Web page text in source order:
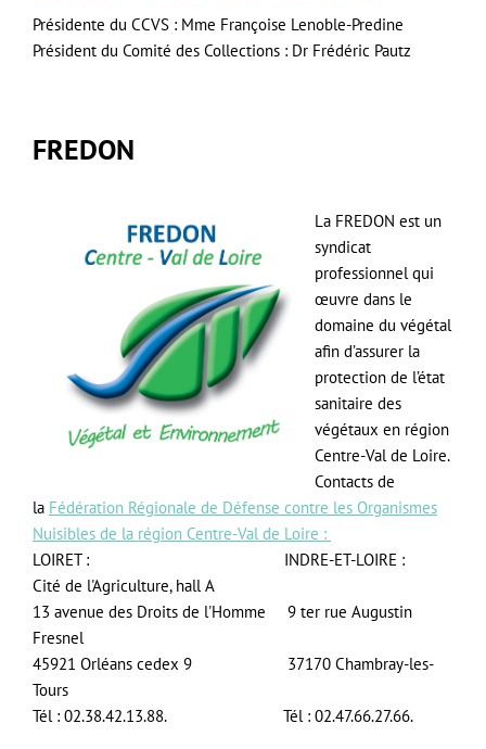
Présidente du CCVS : Mme Françoise Lenoble-Predine
Président du Comité des Collections : Dr Frédéric Pautz
FREDON
La FREDON est un
syndicat
professionnel qui
œuvre dans le
domaine du végétal
afin d’assurer la
protection de l’état
sanitaire des
végétaux en région
Centre-Val de Loire.
Contacts de
la Fédération Régionale de Défense contre les Organismes
Nuisibles de la région Centre-Val de Loire :
LOIRET : INDRE-ET-LOIRE :
Cité de l'Agriculture, hall A
13 avenue des Droits de l'Homme 9 ter rue Augustin
Fresnel
45921 Orléans cedex 9 37170 Chambray-les-
Tours
Tél : 02.38.42.13.88. Tél : 02.47.66.27.66.